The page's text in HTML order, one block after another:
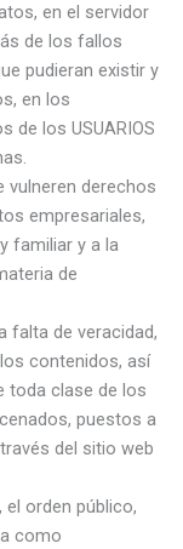
en el servidor
de los fallos
pudieran existir y
en los
de los USUARIOS
vulneren derechos
empresariales,
familiar y a la
de
falta de veracidad,
contenidos, así
toda clase de los
puestos a
del sitio web
el orden público,
como